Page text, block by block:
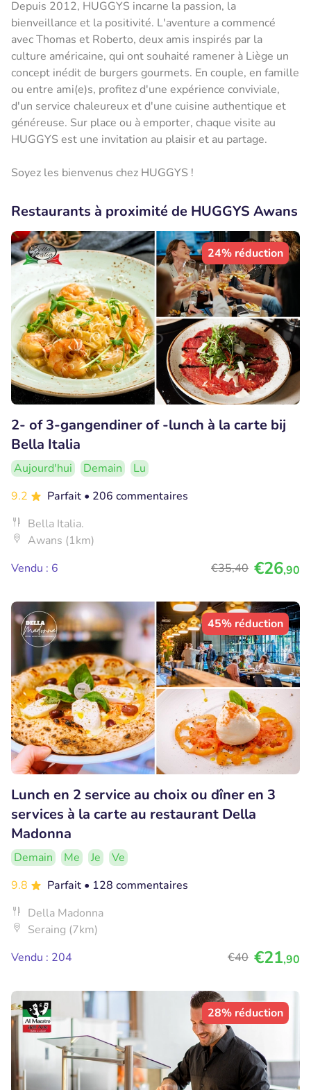
Depuis 2012, HUGGYS incarne la passion, la
bienveillance et la positivité. L'aventure a commencé
avec Thomas et Roberto, deux amis inspirés par la
culture américaine, qui ont souhaité ramener à Liège un
concept inédit de burgers gourmets. En couple, en famille
ou entre ami(e)s, profitez d'une expérience conviviale,
d'un service chaleureux et d'une cuisine authentique et
généreuse. Sur place ou à emporter, chaque visite au
HUGGYS est une invitation au plaisir et au partage.
Soyez les bienvenus chez HUGGYS !
Restaurants à proximité de HUGGYS Awans
24% réduction
2- of 3-gangendiner of -lunch à la carte bij
Bella Italia
Aujourd'hui Demain
Lu
9.2
Parfait • 206 commentaires
Bella Italia.
Awans (1km)
Vendu : 6
€35,40 €26,90
45% réduction
Lunch en 2 service au choix ou dîner en 3
services à la carte au restaurant Della
Madonna
Demain Me Je
Ve
9.8
Parfait • 128 commentaires
Della Madonna
Seraing (7km)
Vendu : 204
€40 €21,90
28% réduction